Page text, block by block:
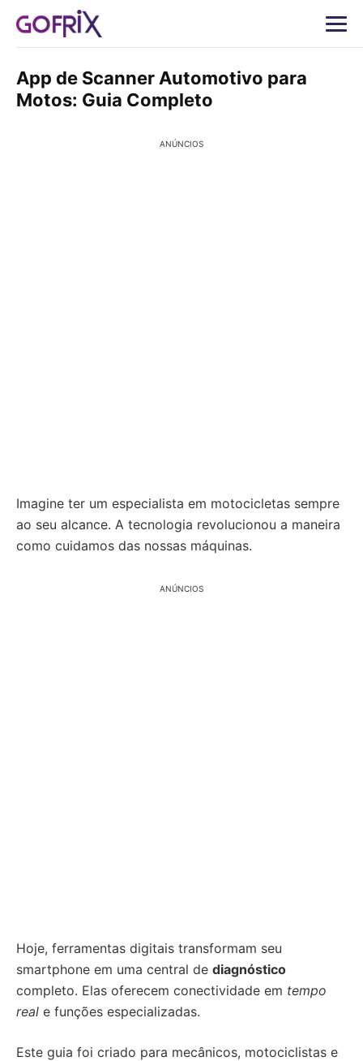
App de Scanner Automotivo para
Motos: Guia Completo
ANÚNCIOS
Imagine ter um especialista em motocicletas sempre
ao seu alcance. A tecnologia revolucionou a maneira
como cuidamos das nossas máquinas.
ANÚNCIOS
Hoje, ferramentas digitais transformam seu
smartphone em uma central de diagnóstico
completo. Elas oferecem conectividade em tempo
real e funções especializadas.
Este guia foi criado para mecânicos, motociclistas e